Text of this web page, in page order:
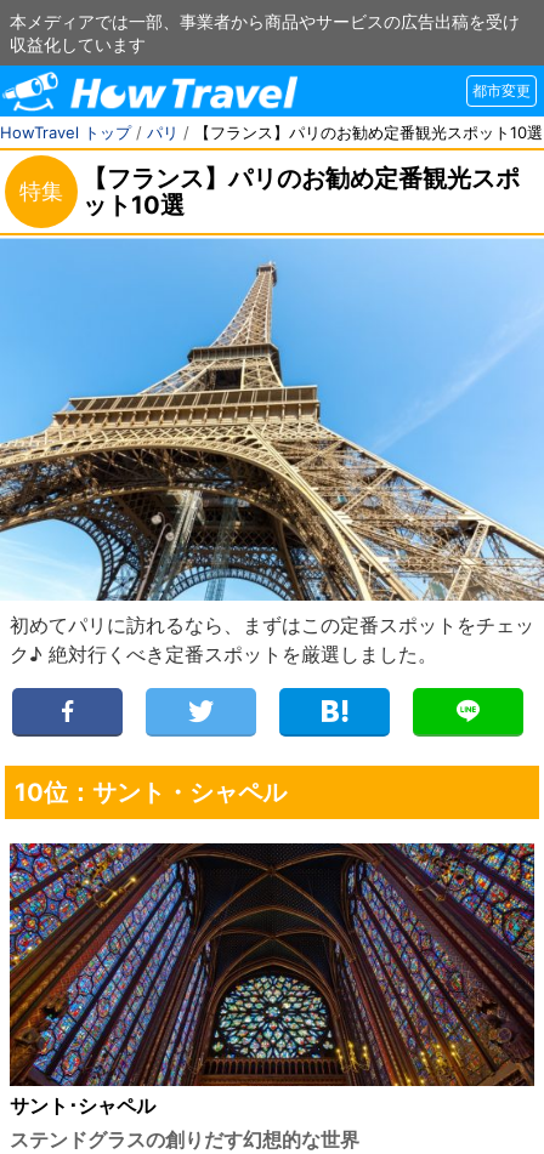
本メディアでは一部、事業者から商品やサービスの広告出稿を受け
収益化しています
都市変更
HowTravel トップ/ パリ / 【フランス】パリのお勧め定番観光スポット10選
特集
【フランス】パリのお勧め定番観光スポ
ット10選
初めてパリに訪れるなら、まずはこの定番スポットをチェッ
ク♪ 絶対行くべき定番スポットを厳選しました。
10位：サント・シャペル
サント･シャペル
ステンドグラスの創りだす幻想的な世界